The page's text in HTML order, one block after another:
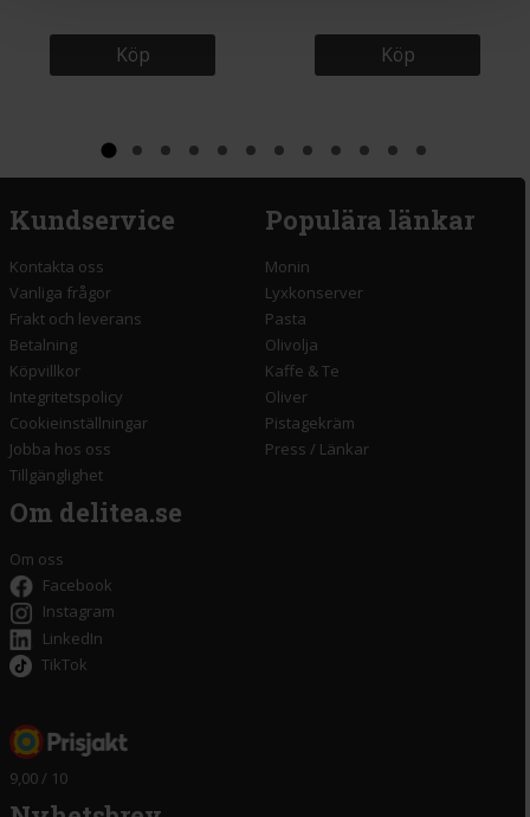
Köp Köp
Kundservice
Kontakta oss
Vanliga frågor
Frakt och leverans
Betalning
Köpvillkor
Integritetspolicy
Cookieinställningar
Jobba hos oss
Tillgänglighet
Populära länkar
Monin
Lyxkonserver
Pasta
Olivolja
Kaffe & Te
Oliver
Pistagekräm
Press / Länkar
Om delitea.se
Om oss
Facebook
Instagram
LinkedIn
TikTok
9,00 / 10